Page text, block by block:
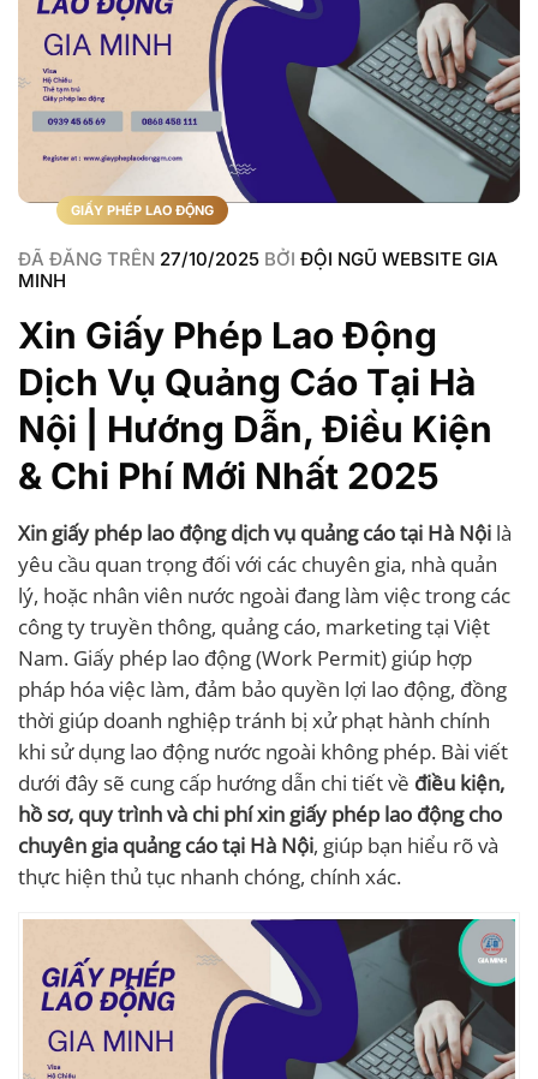
GIẤY PHÉP LAO ĐỘNG
ĐÃ ĐĂNG TRÊN 27/10/2025 BỞI ĐỘI NGŨ WEBSITE GIA
MINH
Xin Giấy Phép Lao Động
Dịch Vụ Quảng Cáo Tại Hà
Nội | Hướng Dẫn, Điều Kiện
& Chi Phí Mới Nhất 2025
Xin giấy phép lao động dịch vụ quảng cáo tại Hà Nội là
yêu cầu quan trọng đối với các chuyên gia, nhà quản
lý, hoặc nhân viên nước ngoài đang làm việc trong các
công ty truyền thông, quảng cáo, marketing tại Việt
Nam. Giấy phép lao động (Work Permit) giúp hợp
pháp hóa việc làm, đảm bảo quyền lợi lao động, đồng
thời giúp doanh nghiệp tránh bị xử phạt hành chính
khi sử dụng lao động nước ngoài không phép. Bài viết
dưới đây sẽ cung cấp hướng dẫn chi tiết về điều kiện,
hồ sơ, quy trình và chi phí xin giấy phép lao động cho
chuyên gia quảng cáo tại Hà Nội, giúp bạn hiểu rõ và
thực hiện thủ tục nhanh chóng, chính xác.